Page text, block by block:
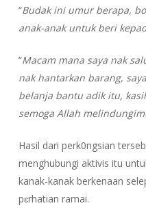
“Budak ini umur berapa,
anak-anak untuk beri
“Macam mana saya nak
nak hantarkan barang,
belanja bantu adik itu,
semoga Allah
Hasil dari perk0ngsian
menghubungi aktivis itu
kanak-kanak berkenaan
pɛrhatian ramai.